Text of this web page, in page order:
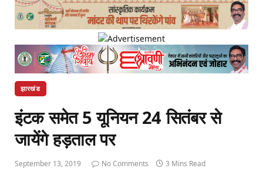
झारखंड
इंटक समेत 5 यूनियन 24 सितंबर से
जायेंगे हड़ताल पर
September 13, 2019 No Comments 3 Mins Read